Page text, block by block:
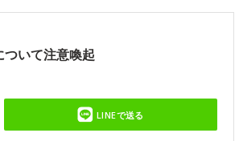
いて注意喚起
LINEで送る